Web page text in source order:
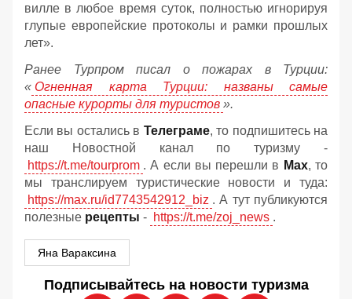
вилле в любое время суток, полностью игнорируя
глупые европейские протоколы и рамки прошлых
лет».
Ранее Турпром писал о пожарах в Турции:
« Огненная карта Турции: названы самые
опасные курорты для туристов ».
Если вы остались в Телеграме, то подпишитесь на
наш Новостной канал по туризму -
https://t.me/tourprom . А если вы перешли в Мах, то
мы транслируем туристические новости и туда:
https://max.ru/id7743542912_biz . А тут публикуются
полезные рецепты - https://t.me/zoj_news .
Яна Вараксина
Подписывайтесь на новости туризма